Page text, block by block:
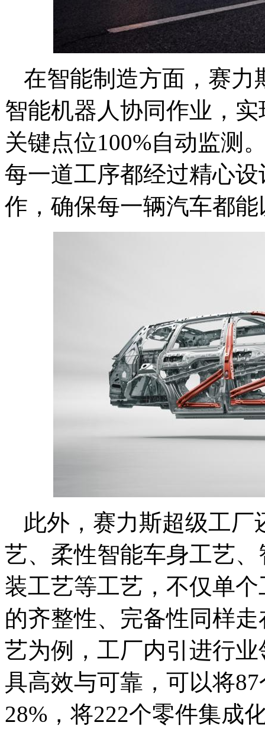
在智能制造方面，赛力
智能机器人协同作业，
关键点位100%自动监测
每一道工序都经过精心
作，确保每一辆汽车都
此外，赛力斯超级工
艺、柔性智能车身工艺
装工艺等工艺，不仅单
的齐整性、完备性同样
艺为例，工厂内引进行
具高效与可靠，可以将
28%，将222个零件集成